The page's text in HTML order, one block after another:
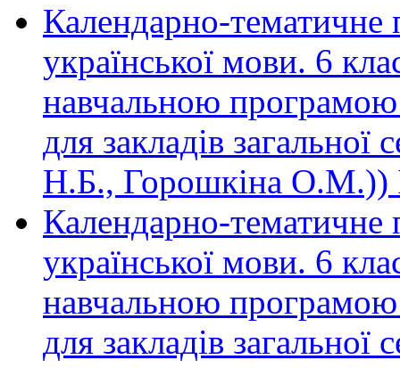
Календарно-тематичне
української мови. 6
навчальною програмою
для закладів загальної
Н.Б., Горошкіна О.М.))
Календарно-тематичне
української мови. 6
навчальною програмою
для закладів загальної